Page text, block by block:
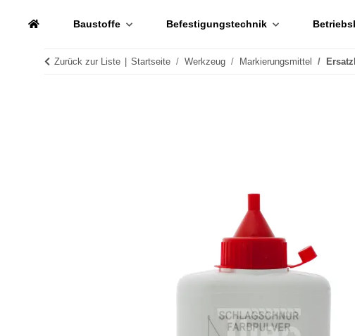
Baustoffe Befestigungstechnik
Zurück zur Liste Startseite Werkzeug Markierungsmittel